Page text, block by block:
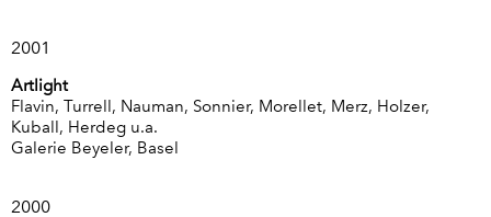
2001
Artlight
Flavin, Turrell, Nauman, Sonnier, Morellet, Merz, Holzer,
Kuball, Herdeg u.a.
Galerie Beyeler, Basel
2000